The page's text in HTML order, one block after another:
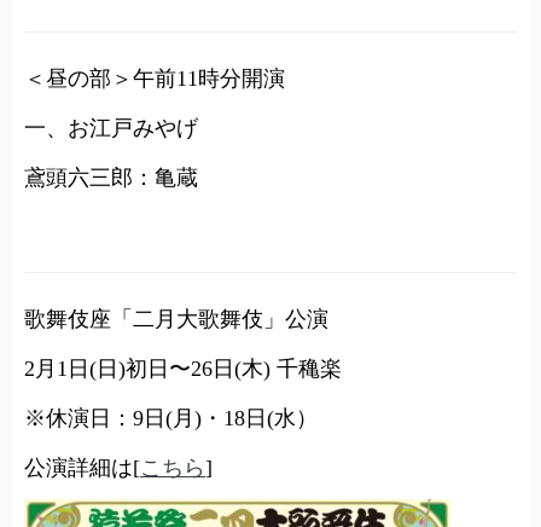
＜昼の部＞午前11時分開演
一、お江戸みやげ
鳶頭六三郎：亀蔵
歌舞伎座「二月大歌舞伎」公演
2月1日(日)初日〜26日(木) 千穐楽
※休演日：9日(月)・18日(水）
公演詳細は[こちら]